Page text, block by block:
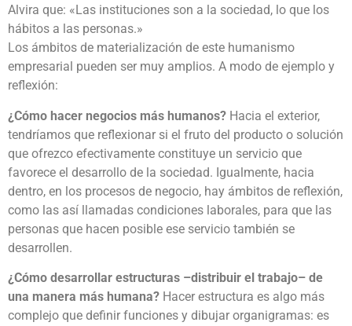
Alvira que: «Las instituciones son a la sociedad, lo que los
hábitos a las personas.»
Los ámbitos de materialización de este humanismo
empresarial pueden ser muy amplios. A modo de ejemplo y
reflexión:
¿Cómo hacer negocios más humanos? Hacia el exterior,
tendríamos que reflexionar si el fruto del producto o solución
que ofrezco efectivamente constituye un servicio que
favorece el desarrollo de la sociedad. Igualmente, hacia
dentro, en los procesos de negocio, hay ámbitos de reflexión,
como las así llamadas condiciones laborales, para que las
personas que hacen posible ese servicio también se
desarrollen.
¿Cómo desarrollar estructuras –distribuir el trabajo– de
una manera más humana? Hacer estructura es algo más
complejo que definir funciones y dibujar organigramas: es